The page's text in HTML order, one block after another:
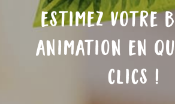
estimez votre
animation en
clics !